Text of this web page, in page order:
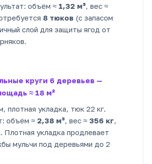
объём ≈ 1,32 м³, вес ≈
8 тюков (с запасом
слой для защиты ягод от
круги 6 деревьев —
≈ 18 м²
плотная укладка, тюк 22 кг.
объём ≈ 2,38 м³, вес ≈ 356 кг,
. Плотная укладка продлевает
мульчи под деревьями до 2